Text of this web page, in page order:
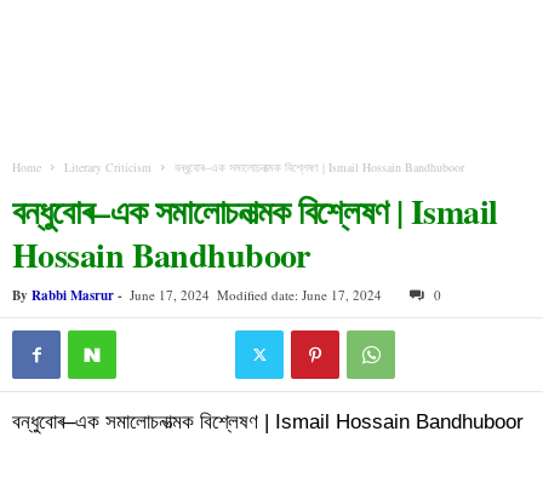
Home Literary Criticism বন্ধুবোৰ–এক সমালোচনাত্মক বিশ্লেষণ | Ismail Hossain Bandhuboor
বন্ধুবোৰ–এক সমালোচনাত্মক বিশ্লেষণ | Ismail
Hossain Bandhuboor
By Rabbi Masrur- June 17, 2024 Modified date: June 17, 2024 0
বন্ধুবোৰ–এক সমালোচনাত্মক বিশ্লেষণ | Ismail Hossain Bandhuboor